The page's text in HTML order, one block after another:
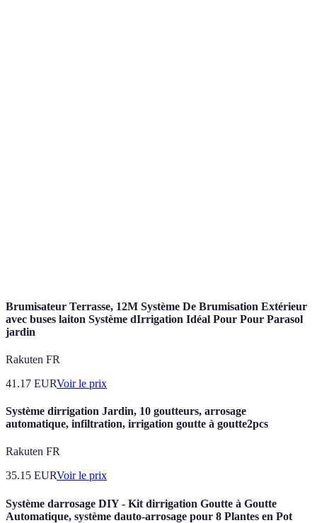
Brumisateur Terrasse, 12M Système De Brumisation Extérieur
avec buses laiton Système dIrrigation Idéal Pour Pour Parasol
jardin
Rakuten FR
41.17 EURVoir le prix
Système dirrigation Jardin, 10 goutteurs, arrosage
automatique, infiltration, irrigation goutte à goutte2pcs
Rakuten FR
35.15 EURVoir le prix
Système darrosage DIY - Kit dirrigation Goutte à Goutte
Automatique, système dauto-arrosage pour 8 Plantes en Pot